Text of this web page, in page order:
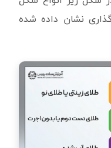
نشان داده شده